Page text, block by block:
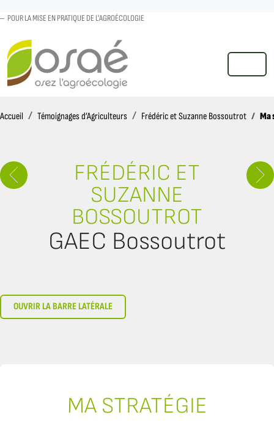
POUR LA MISE EN PRATIQUE DE L'AGROÉCOLOGIE
MENU
Accueil AccueilTémoignages d’Agriculteurs Frédéric et Suzanne Bossoutrot Ma
FRÉDÉRIC ET
SUZANNE
BOSSOUTROT
GAEC Bossoutrot
OUVRIR LA BARRE LATÉRALE
MA STRATÉGIE